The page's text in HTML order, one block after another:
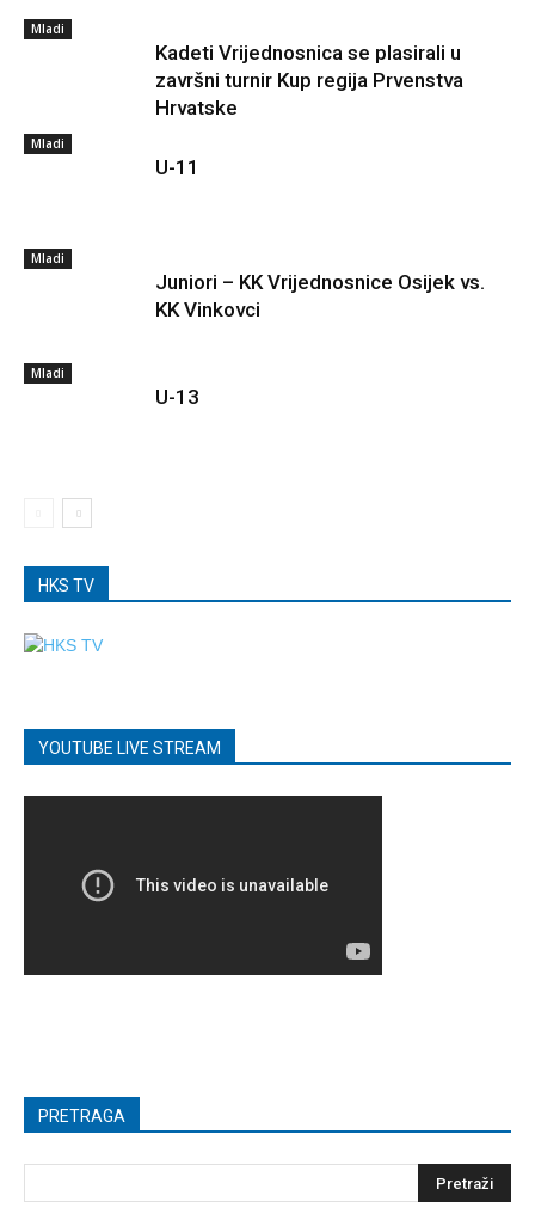
Mladi
Kadeti Vrijednosnica se plasirali u
završni turnir Kup regija Prvenstva
Hrvatske
Mladi
U-11
Mladi
Juniori – KK Vrijednosnice Osijek vs.
KK Vinkovci
Mladi
U-13
HKS TV
YOUTUBE LIVE STREAM
PRETRAGA